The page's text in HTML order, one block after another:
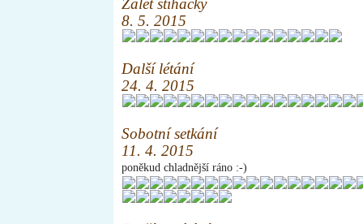
8. 5. 2015
Další létání
24. 4. 2015
Sobotní setkání
11. 4. 2015
poněkud chladnější ráno :-)